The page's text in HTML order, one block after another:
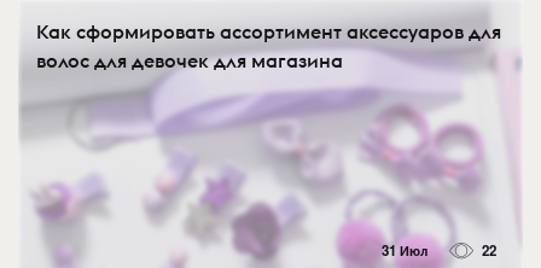
Как сформировать ассортимент аксессуаров для
волос для девочек для магазина
31 Июл 22